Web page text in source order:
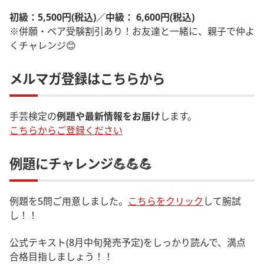
初級：5,500円(税込)／中級： 6,600円(税込)
※併願・ペア受験割引あり！お友達と一緒に、親子で仲よ
くチャレンジ😊
メルマガ登録はこちらから
手芸検定の例題や最新情報をお届けします。
こちらからご登録ください
例題にチャレンジ💪💪💪
例題を5問ご用意しました。 こちらをクリック して腕試
し！！
公式テキスト(8月中旬発売予定)をしっかり読んで、満点
合格目指しましょう！！